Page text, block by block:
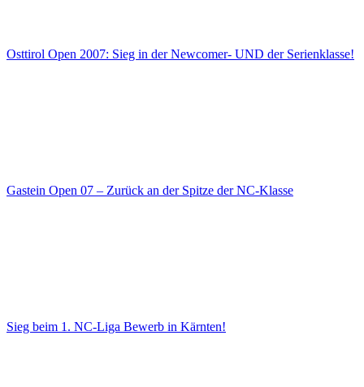
Osttirol Open 2007: Sieg in der Newcomer- UND der Serienklasse!
Gastein Open 07 – Zurück an der Spitze der NC-Klasse
Sieg beim 1. NC-Liga Bewerb in Kärnten!